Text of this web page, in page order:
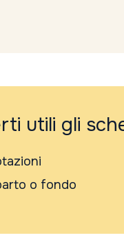
utili gli
o fondo